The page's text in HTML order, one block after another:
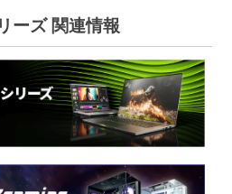
ーズ 関連情報